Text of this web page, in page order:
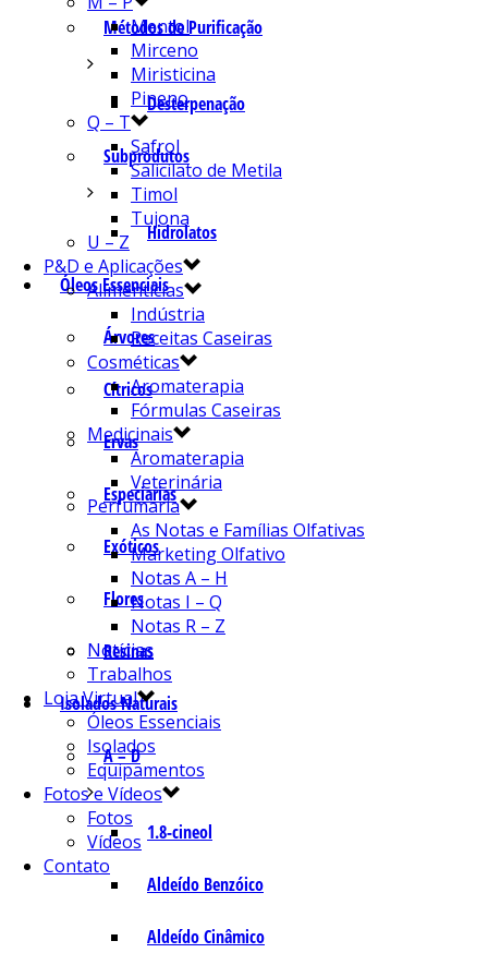
Métodos de Purificação
Desterpenação
Subprodutos
Hidrolatos
Óleos Essenciais
Árvores
Cítricos
Ervas
Especiarias
Exóticos
Flores
Resinas
Isolados Naturais
A – D
1.8-cineol
Aldeído Benzóico
Aldeído Cinâmico
Mentol
Mirceno
Miristicina
Pineno
Q – T
Safrol
Salicilato de Metila
Timol
Tujona
U – Z
P&D e Aplicações
Alimentícias
Indústria
Receitas Caseiras
Cosméticas
Aromaterapia
Fórmulas Caseiras
Medicinais
Aromaterapia
Veterinária
Perfumaria
As Notas e Famílias Olfativas
Marketing Olfativo
Notas A – H
Notas I – Q
Notas R – Z
Notícias
Trabalhos
Loja Virtual
Óleos Essenciais
Isolados
Equipamentos
Fotos e Vídeos
Fotos
Vídeos
Contato